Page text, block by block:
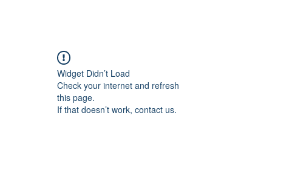
Widget Didn’t Load
Check your internet and refresh
this page.
If that doesn’t work, contact us.